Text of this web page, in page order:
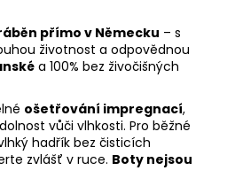
přímo v Německu – s
životnost a odpovědnou
a 100% bez živočišných
ošetřování impregnací,
vůči vlhkosti. Pro běžné
hadřík bez čisticích
zvlášť v ruce. Boty nejsou